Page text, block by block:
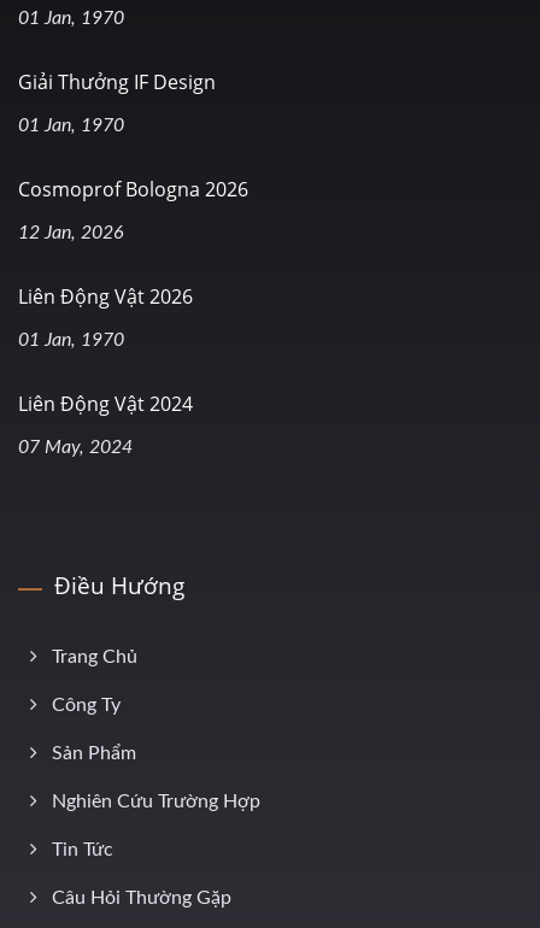
01 Jan, 1970
Giải Thưởng IF Design
01 Jan, 1970
Cosmoprof Bologna 2026
12 Jan, 2026
Liên Động Vật 2026
01 Jan, 1970
Liên Động Vật 2024
07 May, 2024
Điều Hướng
Trang Chủ
Công Ty
Sản Phẩm
Nghiên Cứu Trường Hợp
Tin Tức
Câu Hỏi Thường Gặp